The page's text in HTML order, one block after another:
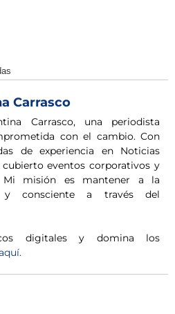
Carrasco
Carrasco, una periodista
con el cambio. Con
de experiencia en Noticias
cubierto eventos corporativos y
Mi misión es mantener a la
y consciente a través del
digitales y domina los